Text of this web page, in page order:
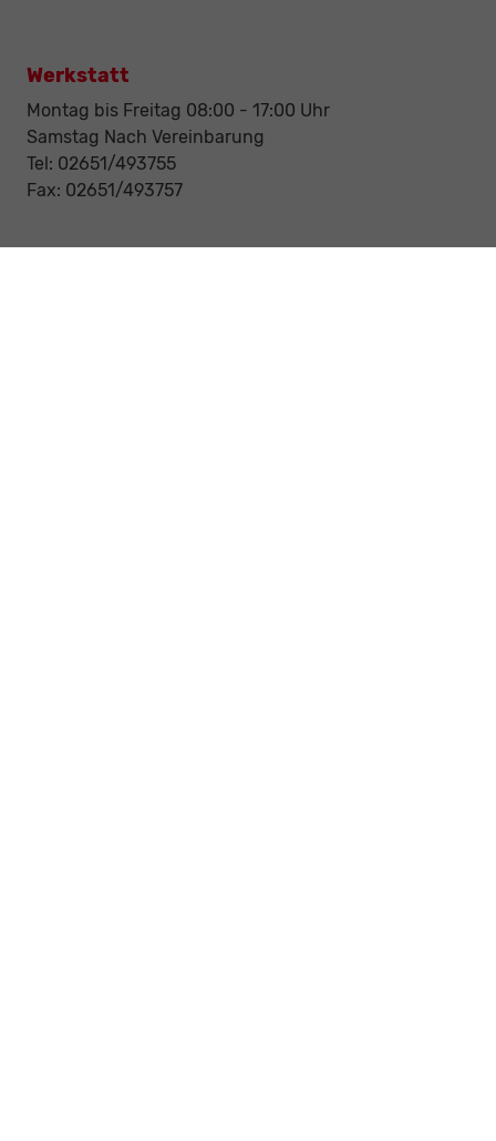
Werkstatt
Montag bis Freitag 08:00 - 17:00 Uhr
Samstag Nach Vereinbarung
Tel: 02651/493755
Fax: 02651/493757